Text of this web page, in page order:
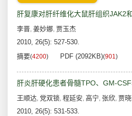
肝复康对肝纤维化大鼠肝组织JAK2
李晋, 姜妙娜, 贾玉杰
2010, 26(5): 527-530.
摘要(4200) PDF (2092KB)(901)
肝炎肝硬化患者骨髓TPO、GM-
王顺达, 党双锁, 程延安, 高宁, 张欣, 贾
2010, 26(5): 531-533.